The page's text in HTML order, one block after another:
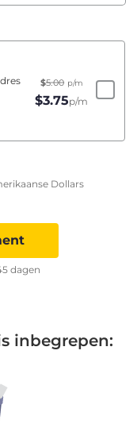
$5.00 p/m
$3.75p/m
Dollars
dagen
inbegrepen: